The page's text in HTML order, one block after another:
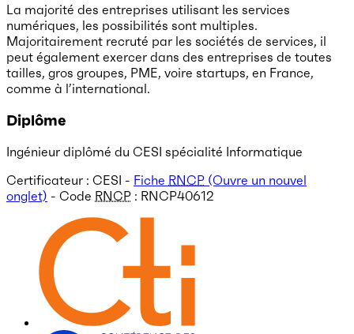
La majorité des entreprises utilisant les services
numériques, les possibilités sont multiples.
Majoritairement recruté par les sociétés de services, il
peut également exercer dans des entreprises de toutes
tailles, gros groupes, PME, voire startups, en France,
comme à l’international.
Diplôme
Ingénieur diplômé du CESI spécialité Informatique
Certificateur : CESI - Fiche RNCP (Ouvre un nouvel
onglet) - Code RNCP : RNCP40612